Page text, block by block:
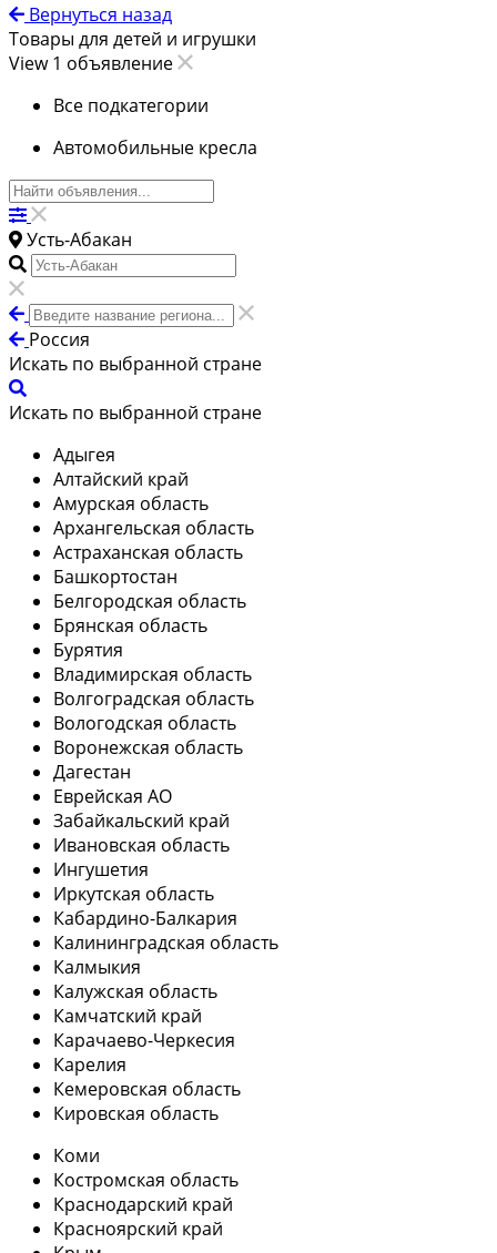
Вернуться назад
Товары для детей и игрушки
View 1 объявление
Все подкатегории
Автомобильные кресла
Усть-Абакан
Россия
Искать по выбранной стране
Искать по выбранной стране
Адыгея
Алтайский край
Амурская область
Архангельская область
Астраханская область
Башкортостан
Белгородская область
Брянская область
Бурятия
Владимирская область
Волгоградская область
Вологодская область
Воронежская область
Дагестан
Еврейская АО
Забайкальский край
Ивановская область
Ингушетия
Иркутская область
Кабардино-Балкария
Калининградская область
Калмыкия
Калужская область
Камчатский край
Карачаево-Черкесия
Карелия
Кемеровская область
Кировская область
Коми
Костромская область
Краснодарский край
Красноярский край